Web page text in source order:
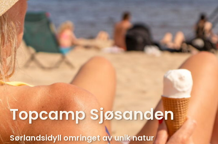
Topcamp Sjøsanden
Sørlandsidyll omringet av unik natur